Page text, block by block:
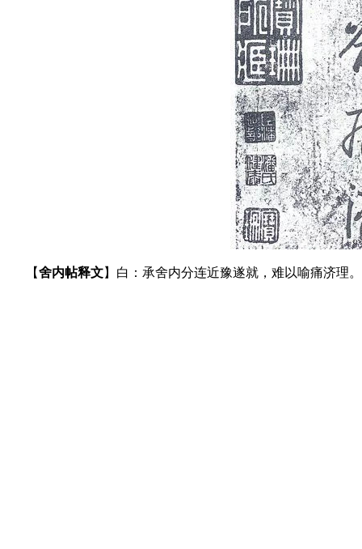
【舍内帖释文】白：承舍内分连近豫遂就，难以喻痛济理